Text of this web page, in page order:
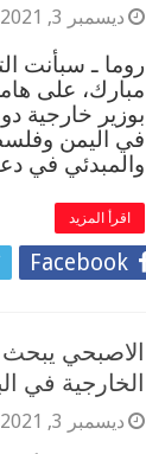
ديسمبر 3, 2021
روما ـ سبأنت
مبارك، على
بوزير خارجية
في اليمن
والمبدئي في
اقرأ المزيد
Facebook
الاصبحي
الخارجية في
ديسمبر 3, 2021